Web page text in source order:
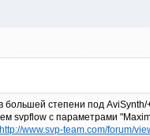
большей степени под
svpflow с параметрами
http://www.svp-team.com/forum/